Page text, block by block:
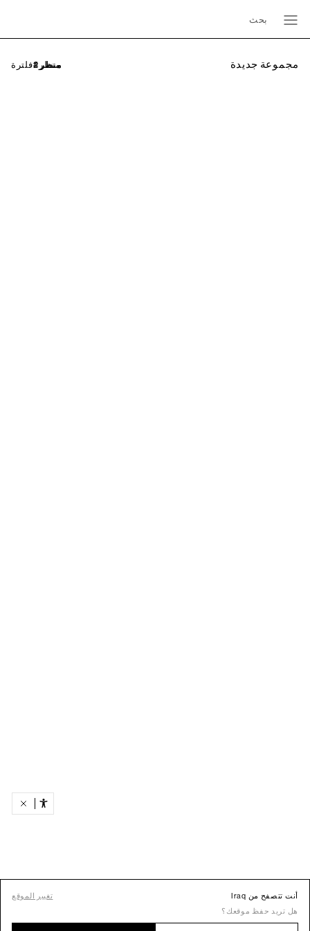
بحث
مجموعة جديدة فلترة
عرض الكلملابس سباحةجينزاتبناطيلCapris | Jortsتيشرتات
أنت تتصفح من Iraq
تغيير الموقع
هل تريد حفظ موقعك؟